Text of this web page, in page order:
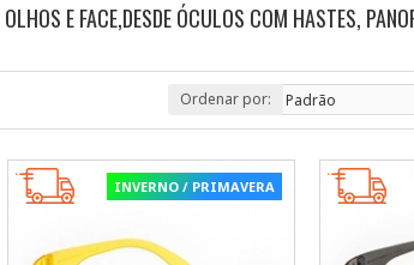
E FACE,DESDE ÓCULOS COM HASTES,
Ordenar por:
INVERNO / PRIMAVERA